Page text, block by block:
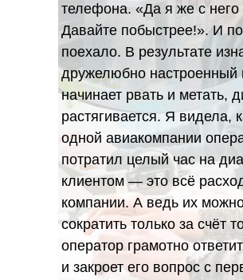
телефона. «Да я же с
Давайте побыстрее!». И
поехало. В результате
дружелюбно настроенный
начинает рвать и метать,
растягивается. Я видела,
одной авиакомпании
потратил целый час на
клиентом — это всё
компании. А ведь их
сократить только за счёт
оператор грамотно
и закроет его вопрос с